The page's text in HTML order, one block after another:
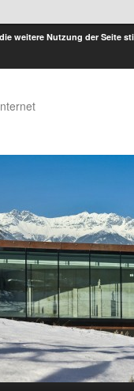
weitere Nutzung der Seite